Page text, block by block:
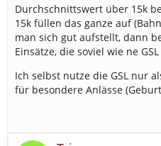
Durchschnittswert über 15k
15k füllen das ganze auf
man sich gut aufstellt, dann
Einsätze, die soviel wie ne
Ich selbst nutze die GSL nur
für besondere Anlässe